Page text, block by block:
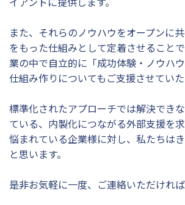
また、それらのノウハウをオープンに
をもった仕組みとして定着させること
業の中で自立的に「成功体験・ノウハ
仕組み作りについてもご支援させていた
標準化されたアプローチでは解決でき
ている、内製化につながる外部支援を
悩まれている企業様に対し、私たちは
と思います。
是非お気軽に一度、ご連絡いただければ